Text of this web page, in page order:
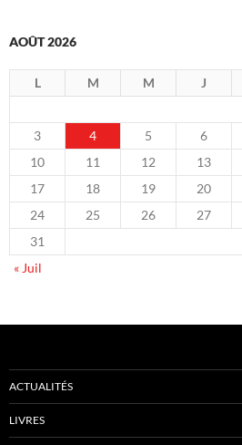
AOÛT 2026
L M M J
3
4 5 6
10
11 12 13
17
18 19 20
24
25 26 27
31
« Juil
ACTUALITÉS
LIVRES